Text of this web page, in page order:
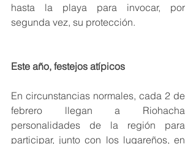
hasta la playa para invocar, por
segunda vez, su protección.
Este año, festejos atípicos
En circunstancias normales, cada 2 de
febrero llegan a Riohacha
personalidades de la región para
participar, junto con los lugareños, en